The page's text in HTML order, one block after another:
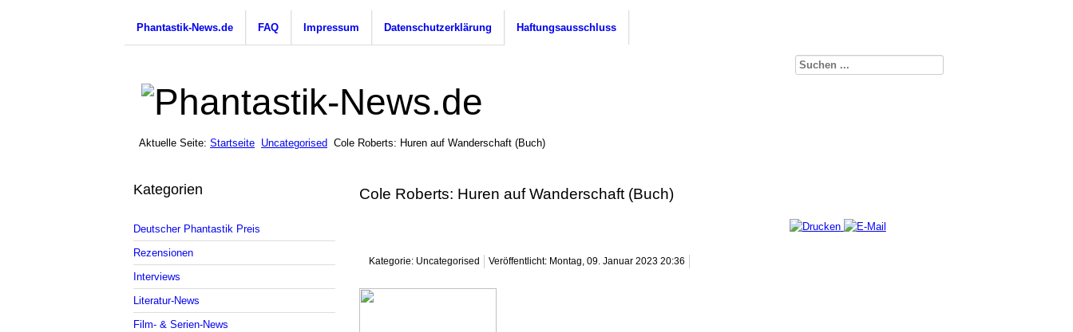
Phantastik-News.de FAQ Impressum Datenschutzerklärung Haftungsausschluss
Aktuelle Seite: Startseite Uncategorised Cole Roberts: Huren auf Wanderschaft (Buch)
Kategorien
Deutscher Phantastik Preis
Rezensionen
Interviews
Literatur-News
Film- & Serien-News
Cole Roberts: Huren auf Wanderschaft (Buch)
Kategorie: Uncategorised Veröffentlicht: Montag, 09. Januar 2023 20:36